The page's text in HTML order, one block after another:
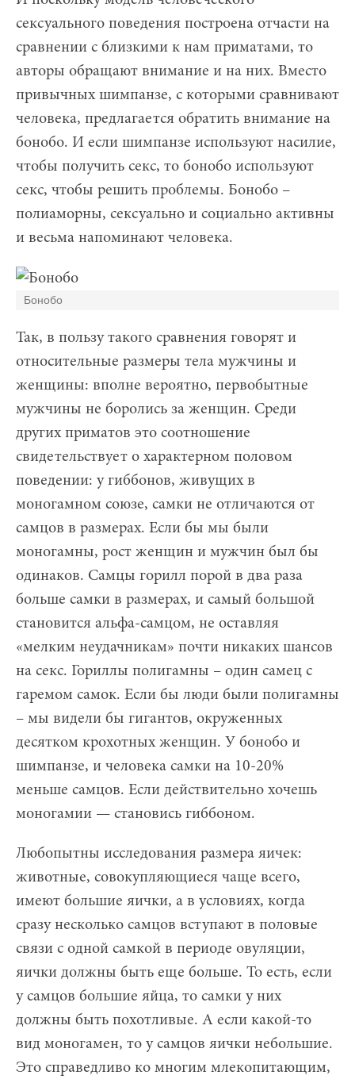
сексуального поведения построена отчасти на
сравнении с близкими к нам приматами, то
авторы обращают внимание и на них. Вместо
привычных шимпанзе, с которыми сравнивают
человека, предлагается обратить внимание на
бонобо. И если шимпанзе используют насилие,
чтобы получить секс, то бонобо используют
секс, чтобы решить проблемы. Бонобо –
полиаморны, сексуально и социально активны
и весьма напоминают человека.
Бонобо
Так, в пользу такого сравнения говорят и
относительные размеры тела мужчины и
женщины: вполне вероятно, первобытные
мужчины не боролись за женщин. Среди
других приматов это соотношение
свидетельствует о характерном половом
поведении: у гиббонов, живущих в
моногамном союзе, самки не отличаются от
самцов в размерах. Если бы мы были
моногамны, рост женщин и мужчин был бы
одинаков. Самцы горилл порой в два раза
больше самки в размерах, и самый большой
становится альфа-самцом, не оставляя
«мелким неудачникам» почти никаких шансов
на секс. Гориллы полигамны – один самец с
гаремом самок. Если бы люди были полигамны
– мы видели бы гигантов, окруженных
десятком крохотных женщин. У бонобо и
шимпанзе, и человека самки на 10-20%
меньше самцов. Если действительно хочешь
моногамии — становись гиббоном.
Любопытны исследования размера яичек:
животные, совокупляющиеся чаще всего,
имеют большие яички, а в условиях, когда
сразу несколько самцов вступают в половые
связи с одной самкой в периоде овуляции,
яички должны быть еще больше. То есть, если
у самцов большие яйца, то самки у них
должны быть похотливые. А если какой-то
вид моногамен, то у самцов яички небольшие.
Это справедливо ко многим млекопитающим,